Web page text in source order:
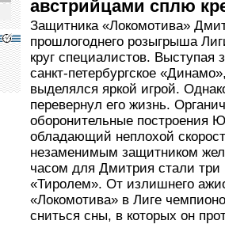
австрийцами сплю
Защитника «Локомотива»
прошлогоднего розыгрыша
круг специалистов.
санкт-петербургское
выделялся яркой игрой.
перевернул его жизнь.
оборонительные построения
обладающий неплохой
незаменимым защитником
часом для Дмитрия стали три
«Тиролем». От излишнего
«Локомотива» в Лиге
сниться сны, в которых он